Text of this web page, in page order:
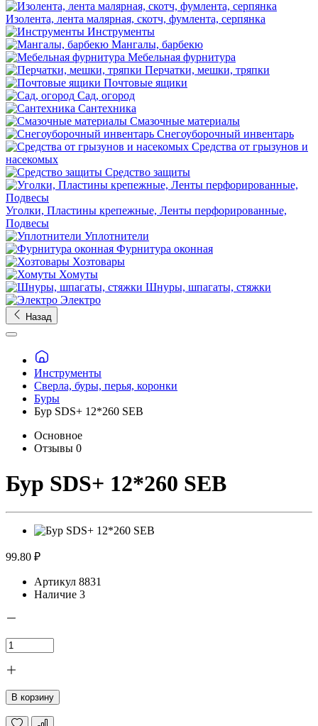
Изолента, лента малярная, скотч, фумлента, серпянка
Инструменты
Мангалы, барбекю
Мебельная фурнитура
Перчатки, мешки, тряпки
Почтовые ящики
Сад, огород
Сантехника
Смазочные материалы
Снегоуборочный инвентарь
Средства от грызунов и
насекомых
Средство защиты
Уголки, Пластины крепежные, Ленты перфорированные,
Подвесы
Уплотнители
Фурнитура оконная
Хозтовары
Хомуты
Шнуры, шпагаты, стяжки
Электро
Назад
Инструменты
Сверла, буры, перья, коронки
Буры
Бур SDS+ 12*260 SEB
Основное
Отзывы 0
Бур SDS+ 12*260 SEB
99.80 ₽
Артикул 8831
Наличие 3
В корзину